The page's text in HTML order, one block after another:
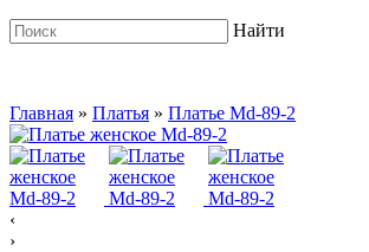
Найти
Главная » Платья » Платье Md-89-2
‹
›